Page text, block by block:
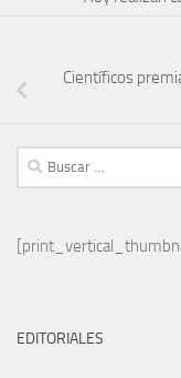
Científicos
Buscar:
EDITORIALES